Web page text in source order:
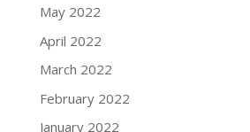
May 2022
April 2022
March 2022
February 2022
January 2022